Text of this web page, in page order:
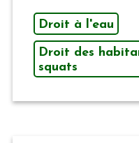
Droit à l'eau
Droit des
squats